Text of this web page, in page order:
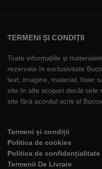
TERMENI ȘI CONDIȚII
Toate informațiile și
rezervate în exclusivitate
text, imagine, material, fișier
site în alte scopuri decât cele
site fără acordul scris al
Termeni și condiții
Politica de cookies
Politica de confidențialitate
Termenii De Livrare